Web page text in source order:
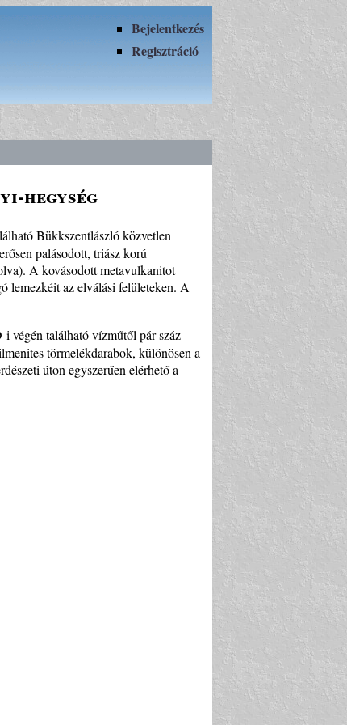
Bejelentkezés
Regisztráció
hegység
Bükkszentlászló közvetlen
palásodott, triász korú
A kovásodott metavulkanitot
lemezkéit az elválási felületeken. A
végén található vízműtől pár száz
törmelékdarabok, különösen a
úton egyszerűen elérhető a